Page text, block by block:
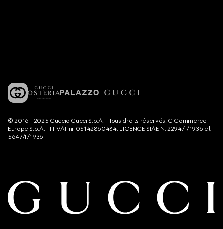
© 2016 - 2025 Guccio Gucci S.p.A. - Tous droits réservés. G Commerce
Europe S.p.A. - IT VAT nr 05142860484. LICENCE SIAE N. 2294/I/1936 et
5647/I/1936